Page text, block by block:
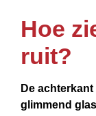
Hoe
ruit?
De
glimmend